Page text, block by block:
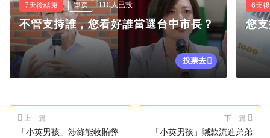
7天後結束 單選 110人已投
不管支持誰，您看好誰當選台中市長？
投票去
6天
您
上一篇
「小英男孩」涉綠能收賄弊
下一篇
「小英男孩」贓款流進弟弟